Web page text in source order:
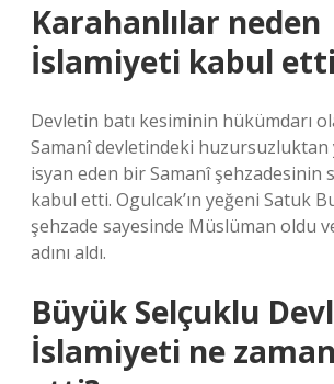
Karahanlılar neden
İslamiyeti kabul
Devletin batı kesiminin hükümdarı
Samanî devletindeki
isyan eden bir Samanî şehzadesinin
kabul etti. Ogulcak’ın yeğeni Satuk
şehzade sayesinde Müslüman oldu
adını aldı.
Büyük Selçuklu
İslamiyeti ne